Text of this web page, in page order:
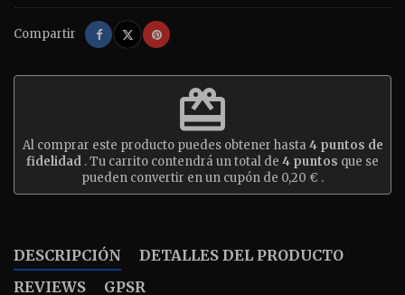
Compartir Compartir
TuitearPinterest
redeem
Al comprar este producto puedes obtener hasta4puntos de
fidelidad . Tu carrito contendrá un total de 4 puntos que se
pueden convertir en un cupón de 0,20 € .
DESCRIPCIÓN
DETALLES DEL PRODUCTO
REVIEWS
GPSR